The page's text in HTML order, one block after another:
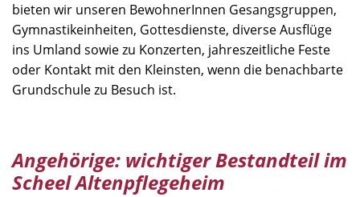
bieten wir unseren BewohnerInnen Gesangsgruppen,
Gymnastikeinheiten, Gottesdienste, diverse Ausflüge
ins Umland sowie zu Konzerten, jahreszeitliche Feste
oder Kontakt mit den Kleinsten, wenn die benachbarte
Grundschule zu Besuch ist.
Angehörige: wichtiger Bestandteil im
Scheel Altenpflegeheim